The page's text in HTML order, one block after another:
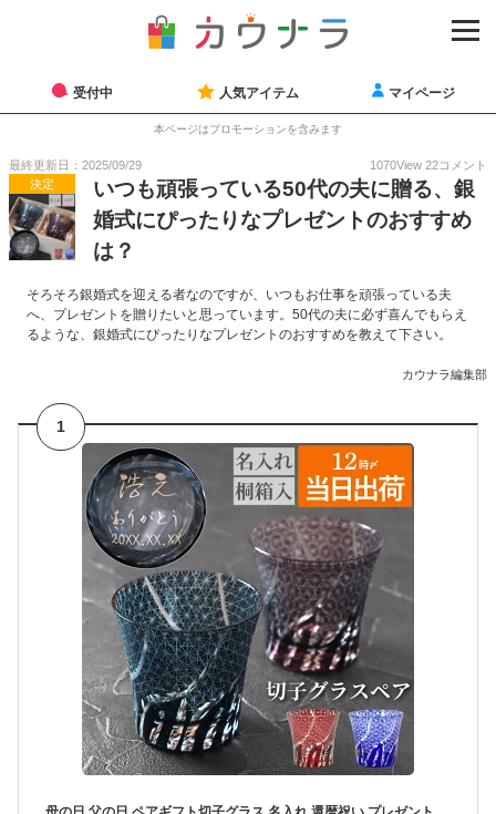
受付中 人気アイテム マイページ
本ページはプロモーションを含みます
最終更新日：2025/09/29 1070View 22コメント
決定
いつも頑張っている50代の夫に贈る、銀
婚式にぴったりなプレゼントのおすすめ
は？
そろそろ銀婚式を迎える者なのですが、いつもお仕事を頑張っている夫
へ、プレゼントを贈りたいと思っています。50代の夫に必ず喜んでもらえ
るような、銀婚式にぴったりなプレゼントのおすすめを教えて下さい。
カウナラ編集部
1